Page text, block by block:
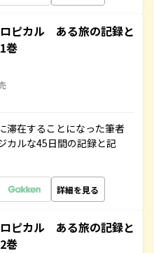
ピカル ある旅の記録と
巻
滞在することになった筆者
カルな45日間の記録と記
詳細を見る
ピカル ある旅の記録と
巻